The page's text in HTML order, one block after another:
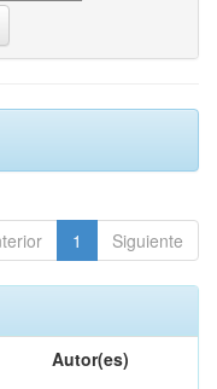
1 Siguiente
Autor(es)